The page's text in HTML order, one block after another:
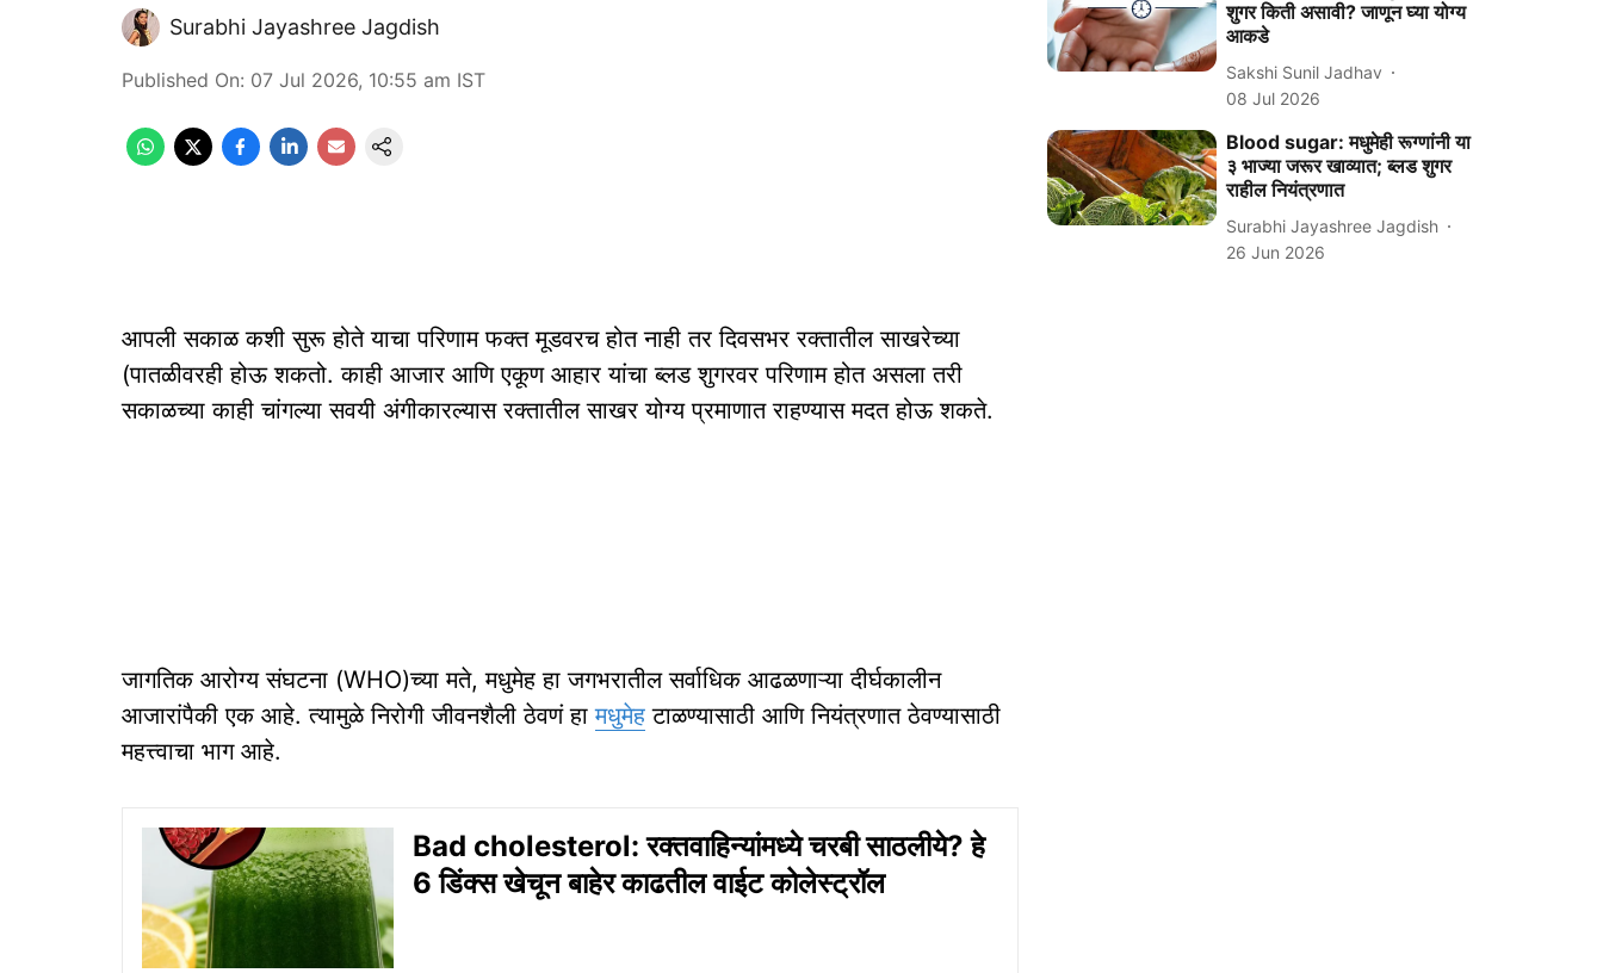
Surabhi Jayashree Jagdish
Published On: 07 Jul 2026, 10:55 am IST
आपली सकाळ कशी सुरू होते याचा परिणाम फक्त मूडवरच होत नाही तर दिवसभर रक्तातील साखरेच्या
(पातळीवरही होऊ शकतो. काही आजार आणि एकूण आहार यांचा ब्लड शुगरवर परिणाम होत असला तरी
सकाळच्या काही चांगल्या सवयी अंगीकारल्यास रक्तातील साखर योग्य प्रमाणात राहण्यास मदत होऊ शकते.
जागतिक आरोग्य संघटना (WHO)च्या मते, मधुमेह हा जगभरातील सर्वाधिक आढळणाऱ्या दीर्घकालीन
आजारांपैकी एक आहे. त्यामुळे निरोगी जीवनशैली ठेवणं हामधुमेह टाळण्यासाठी आणि नियंत्रणात ठेवण्यासाठी
महत्त्वाचा भाग आहे.
Bad cholesterol: रक्तवाहिन्यांमध्ये चरबी साठलीये? हे
6 डिंक्स खेचून बाहेर काढतील वाईट कोलेस्ट्रॉल
शुगर किती असावी? जाणून घ्या योग्य
आकडे
Sakshi Sunil Jadhav
08 Jul 2026
Blood sugar: मधुमेही रूग्णांनी या
३ भाज्या जरूर खाव्यात; ब्लड शुगर
राहील नियंत्रणात
Surabhi Jayashree Jagdish
26 Jun 2026